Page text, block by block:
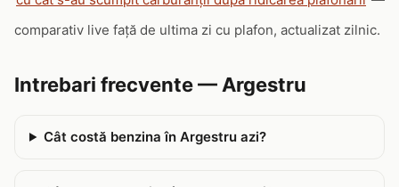
comparativ live față de ultima zi cu plafon, actualizat zilnic.
Intrebari frecvente — Argestru
Cât costă benzina în Argestru azi?